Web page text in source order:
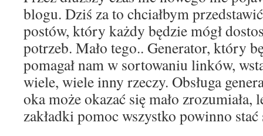
blogu. Dziś za to chciałbym
postów, który każdy będzie mógł
potrzeb. Mało tego.. Generator, który
pomagał nam w sortowaniu linków,
wiele, wiele inny rzeczy. Obsługa
oka może okazać się mało zrozumiała,
zakładki pomoc wszystko powinno